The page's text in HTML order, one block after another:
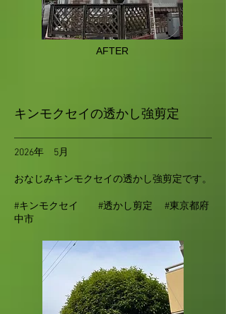
AFTER
キンモクセイの透かし強剪定
2026年 5月
おなじみキンモクセイの透かし強剪定です。
#キンモクセイ #透かし剪定 #東京都府
中市